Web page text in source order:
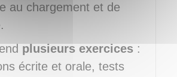
au chargement et de
plusieurs exercices :
écrite et orale, tests